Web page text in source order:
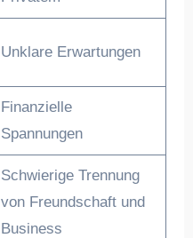
Unklare Erwartungen
Finanzielle
Spannungen
Schwierige Trennung
von Freundschaft und
Business